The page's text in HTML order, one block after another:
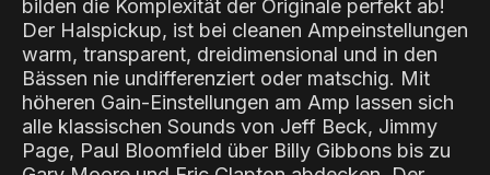
bilden die Komplexität der Originale perfekt ab!
Der Halspickup, ist bei cleanen Ampeinstellungen
warm, transparent, dreidimensional und in den
Bässen nie undifferenziert oder matschig. Mit
höheren Gain-Einstellungen am Amp lassen sich
alle klassischen Sounds von Jeff Beck, Jimmy
Page, Paul Bloomfield über Billy Gibbons bis zu